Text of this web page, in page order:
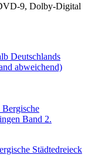
9, Dolby-Digital
Deutschlands
abweichend)
Städtedreieck